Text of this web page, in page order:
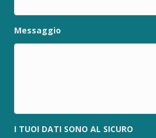
Messaggio
I TUOI DATI SONO AL SICURO